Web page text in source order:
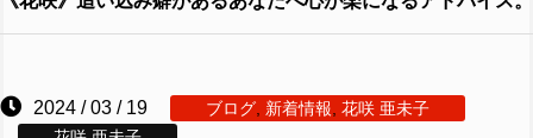
2024 / 03 / 19 ブログ 新着情報 花咲 亜未子